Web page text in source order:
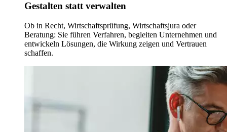
Gestalten statt verwalten
Ob in Recht, Wirtschaftsprüfung, Wirtschaftsjura oder
Beratung: Sie führen Verfahren, begleiten Unternehmen und
entwickeln Lösungen, die Wirkung zeigen und Vertrauen
schaffen.